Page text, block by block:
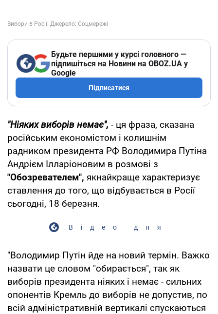
Будьте першими у курсі головного —
підпишіться на Новини на OBOZ.UA у
Google
Підписатися
"Ніяких виборів немає", - ця фраза, сказана
російським економістом і колишнім
радником президента РФ Володимира Путіна
Андрієм Ілларіоновим в розмові з
"Обозревателем", якнайкраще характеризує
ставлення до того, що відбувається в Росії
сьогодні, 18 березня.
Відео дня
"Володимир Путін йде на новий термін. Важко
назвати це словом "обирається", так як
виборів президента ніяких і немає - сильних
опонентів Кремль до виборів не допустив, по
всій адміністративній вертикалі спускаються